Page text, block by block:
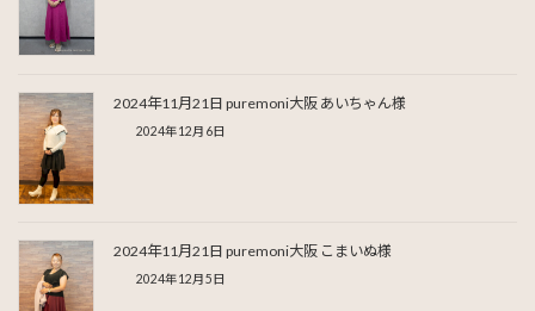
2024年11月21日 puremoni大阪 あいちゃん様
2024年12月6日
2024年11月21日 puremoni大阪 こまいぬ様
2024年12月5日